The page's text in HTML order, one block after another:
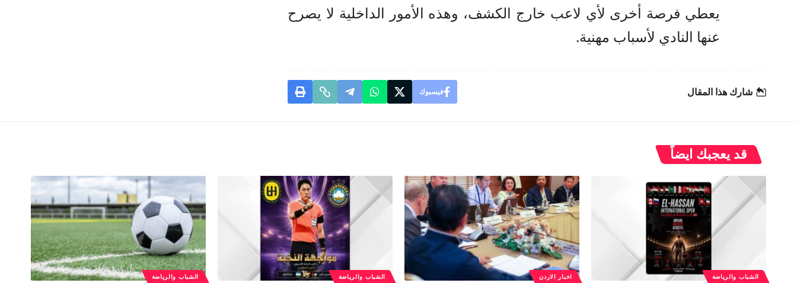
يعطي فرصة أخرى لأي لاعب خارج الكشف، وهذه الأمور الداخلية لا يصرح
عنها النادي لأسباب مهنية.
شارك هذا المقال فيسبوك
قد يعجبك ايضاً
الشباب والرياضة اخبار الاردن الشباب والرياضة الشباب والرياضة